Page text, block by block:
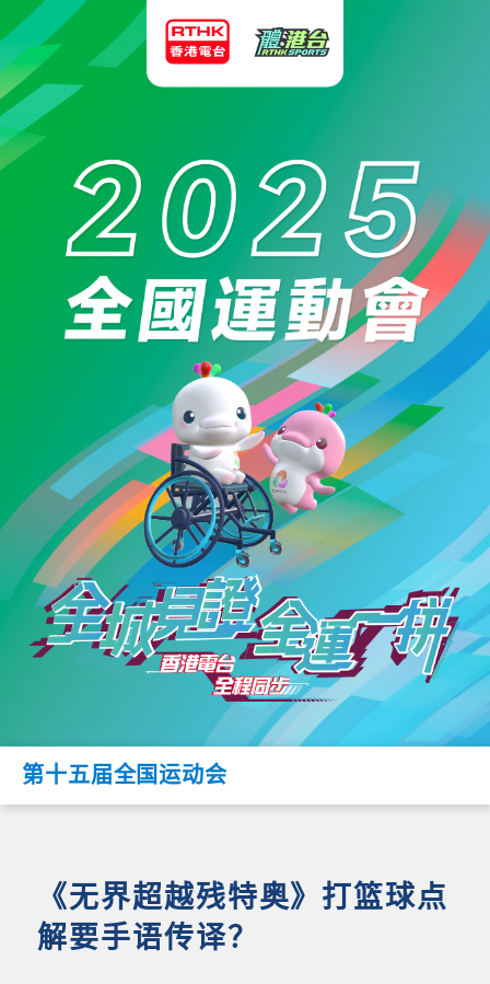
第十五届全国运动会
《无界超越残特奥》打篮球点
解要手语传译？